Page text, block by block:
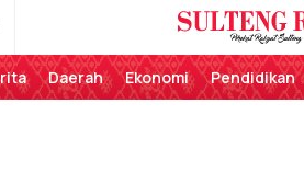
Sulteng
Perekat Rakyat
Daerah Ekonomi Pendidikan